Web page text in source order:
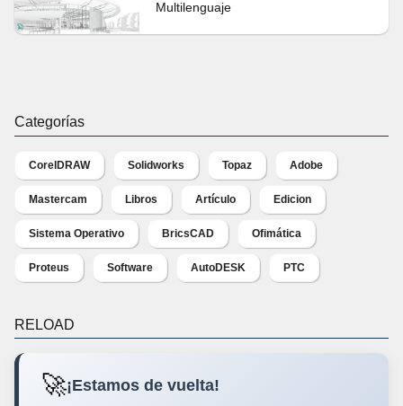
Multilenguaje
Categorías
CorelDRAW Solidworks Topaz Adobe
Mastercam Libros Artículo Edicion
Sistema Operativo BricsCAD Ofimática
Proteus Software AutoDESK PTC
RELOAD
🚀¡Estamos de vuelta!